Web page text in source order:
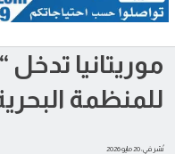
موريتانيا تدخل
للمنظمة
نُشر في: 20 مايو 2026